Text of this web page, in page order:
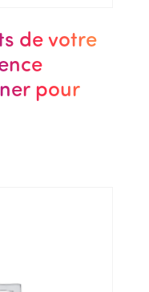
de votre
pour